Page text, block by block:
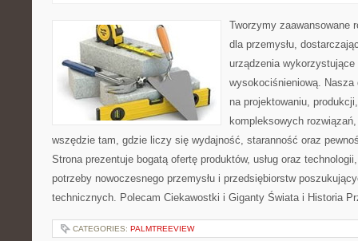
Tworzymy zaawansowane
dla przemysłu,
urządzenia wykorzystujące
wysokociśnieniową. Nasza
na projektowaniu,
kompleksowych
wszędzie tam, gdzie liczy się wydajność, staranność oraz
Strona prezentuje bogatą ofertę produktów, usług oraz
potrzeby nowoczesnego przemysłu i przedsiębiorstw
technicznych. Polecam Ciekawostki i Giganty Świata i Historia
CATEGORIES: PALMTREEVIEW